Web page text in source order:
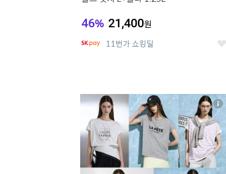
46% 21,400원
11번가 쇼킹딜 좋
17
상
세